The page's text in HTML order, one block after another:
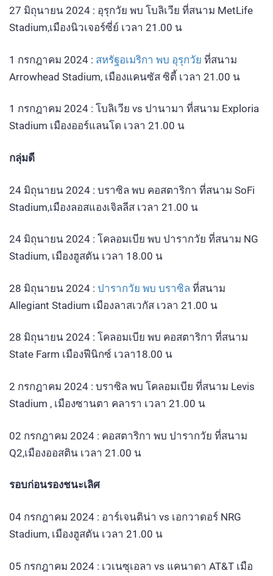
27 มิถุนายน 2024 : อุรุกวัย พบ โบลิเวีย ที่สนาม MetLife
Stadium,เมืองนิวเจอร์ซี่ย์ เวลา 21.00 น
1 กรกฎาคม 2024 : สหรัฐอเมริกา พบ อุรุกวัย ที่สนาม
Arrowhead Stadium, เมืองแคนซัส ซิตี้ เวลา 21.00 น
1 กรกฎาคม 2024 : โบลิเวีย vs ปานามา ที่สนาม Exploria
Stadium เมืองออร์แลนโด เวลา 21.00 น
กลุ่มดี
24 มิถุนายน 2024 : บราซิล พบ คอสตาริกา ที่สนาม SoFi
Stadium,เมืองลอสแองเจิลลีส เวลา 21.00 น
24 มิถุนายน 2024 : โคลอมเบีย พบ ปารากวัย ที่สนาม NG
Stadium, เมืองฮูสตัน เวลา 18.00 น
28 มิถุนายน 2024 : ปารากวัย พบ บราซิล ที่สนาม
Allegiant Stadium เมืองลาสเวกัส เวลา 21.00 น
28 มิถุนายน 2024 : โคลอมเบีย พบ คอสตาริกา ที่สนาม
State Farm เมืองฟีนิกซ์ เวลา18.00 น
2 กรกฎาคม 2024 : บราซิล พบ โคลอมเบีย ที่สนาม Levis
Stadium , เมืองซานตา คลารา เวลา 21.00 น
02 กรกฎาคม 2024 : คอสตาริกา พบ ปารากวัย ที่สนาม
Q2,เมืองออสติน เวลา 21.00 น
รอบก่อนรองชนะเลิศ
04 กรกฎาคม 2024 : อาร์เจนติน่า vs เอกวาดอร์ NRG
Stadium, เมืองฮูสตัน เวลา 21.00 น
05 กรกฎาคม 2024 : เวเนซุเอลา vs แคนาดา AT&T เมือ